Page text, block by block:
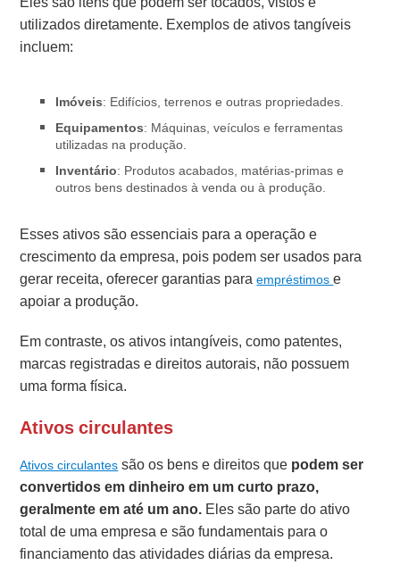
utilizados diretamente. Exemplos de ativos tangíveis
incluem:
Imóveis: Edifícios, terrenos e outras propriedades.
Equipamentos: Máquinas, veículos e ferramentas
utilizadas na produção.
Inventário: Produtos acabados, matérias-primas e
outros bens destinados à venda ou à produção.
Esses ativos são essenciais para a operação e
crescimento da empresa, pois podem ser usados para
gerar receita, oferecer garantias paraempréstimose
apoiar a produção.
Em contraste, os ativos intangíveis, como patentes,
marcas registradas e direitos autorais, não possuem
uma forma física.
Ativos circulantes
Ativos circulantes são os bens e direitos que podem ser
convertidos em dinheiro em um curto prazo,
geralmente em até um ano. Eles são parte do ativo
total de uma empresa e são fundamentais para o
financiamento das atividades diárias da empresa.